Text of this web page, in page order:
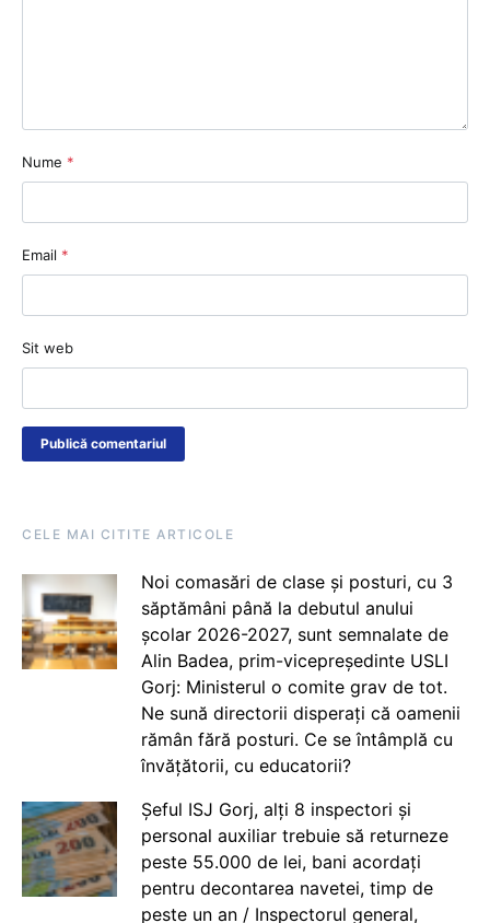
Nume *
Email *
Sit web
CELE MAI CITITE ARTICOLE
Noi comasări de clase și posturi, cu 3
săptămâni până la debutul anului
școlar 2026-2027, sunt semnalate de
Alin Badea, prim-vicepreședinte USLI
Gorj: Ministerul o comite grav de tot.
Ne sună directorii disperați că oamenii
rămân fără posturi. Ce se întâmplă cu
învățătorii, cu educatorii?
Șeful ISJ Gorj, alți 8 inspectori și
personal auxiliar trebuie să returneze
peste 55.000 de lei, bani acordați
pentru decontarea navetei, timp de
peste un an / Inspectorul general,